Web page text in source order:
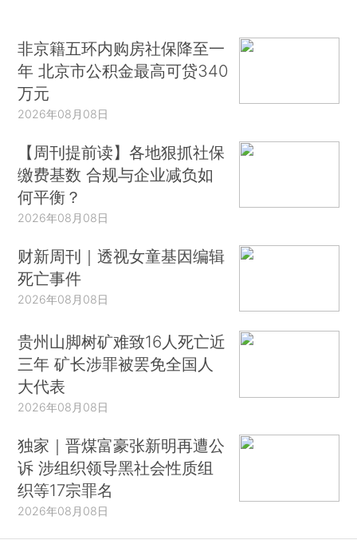
非京籍五环内购房社保降至一
年 北京市公积金最高可贷340
万元
2026年08月08日
【周刊提前读】各地狠抓社保
缴费基数 合规与企业减负如
何平衡？
2026年08月08日
财新周刊｜透视女童基因编辑
死亡事件
2026年08月08日
贵州山脚树矿难致16人死亡近
三年 矿长涉罪被罢免全国人
大代表
2026年08月08日
独家｜晋煤富豪张新明再遭公
诉 涉组织领导黑社会性质组
织等17宗罪名
2026年08月08日